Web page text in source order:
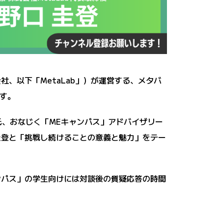
、以下「MetaLab」）が運営する、メタバ
。
おなじく「MEキャンパス」アドバイザリー
と「挑戦し続けることの意義と魅力」をテー
ス」の学生向けには対談後の質疑応答の時間